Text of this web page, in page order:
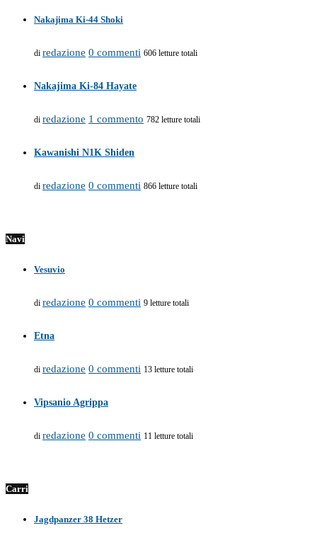
Nakajima Ki-44 Shoki
di redazione 0 commenti 606 letture totali
Nakajima Ki-84 Hayate
di redazione 1 commento 782 letture totali
Kawanishi N1K Shiden
di redazione 0 commenti 866 letture totali
Navi
Vesuvio
di redazione 0 commenti 9 letture totali
Etna
di redazione 0 commenti 13 letture totali
Vipsanio Agrippa
di redazione 0 commenti 11 letture totali
Carri
Jagdpanzer 38 Hetzer